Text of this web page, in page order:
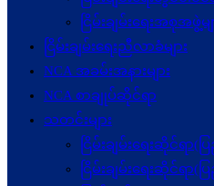
ငြိမ်းချမ်းရေးအစုအဖွဲ့
ငြိမ်းချမ်းရေးညီလာခံများ
NCA အခမ်းအနားများ
NCA စာချုပ်ဆိုင်ရာ
သတင်းများ
ငြိမ်းချမ်းရေးဆိုင်ရာ(
ငြိမ်းချမ်းရေးဆိုင်ရာ(